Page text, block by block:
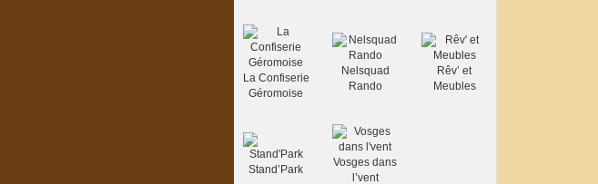
La Confiserie
Géromoise
Nelsquad
Rando
Rêv’ et
Meubles
Stand’Park
Vosges dans
l’vent